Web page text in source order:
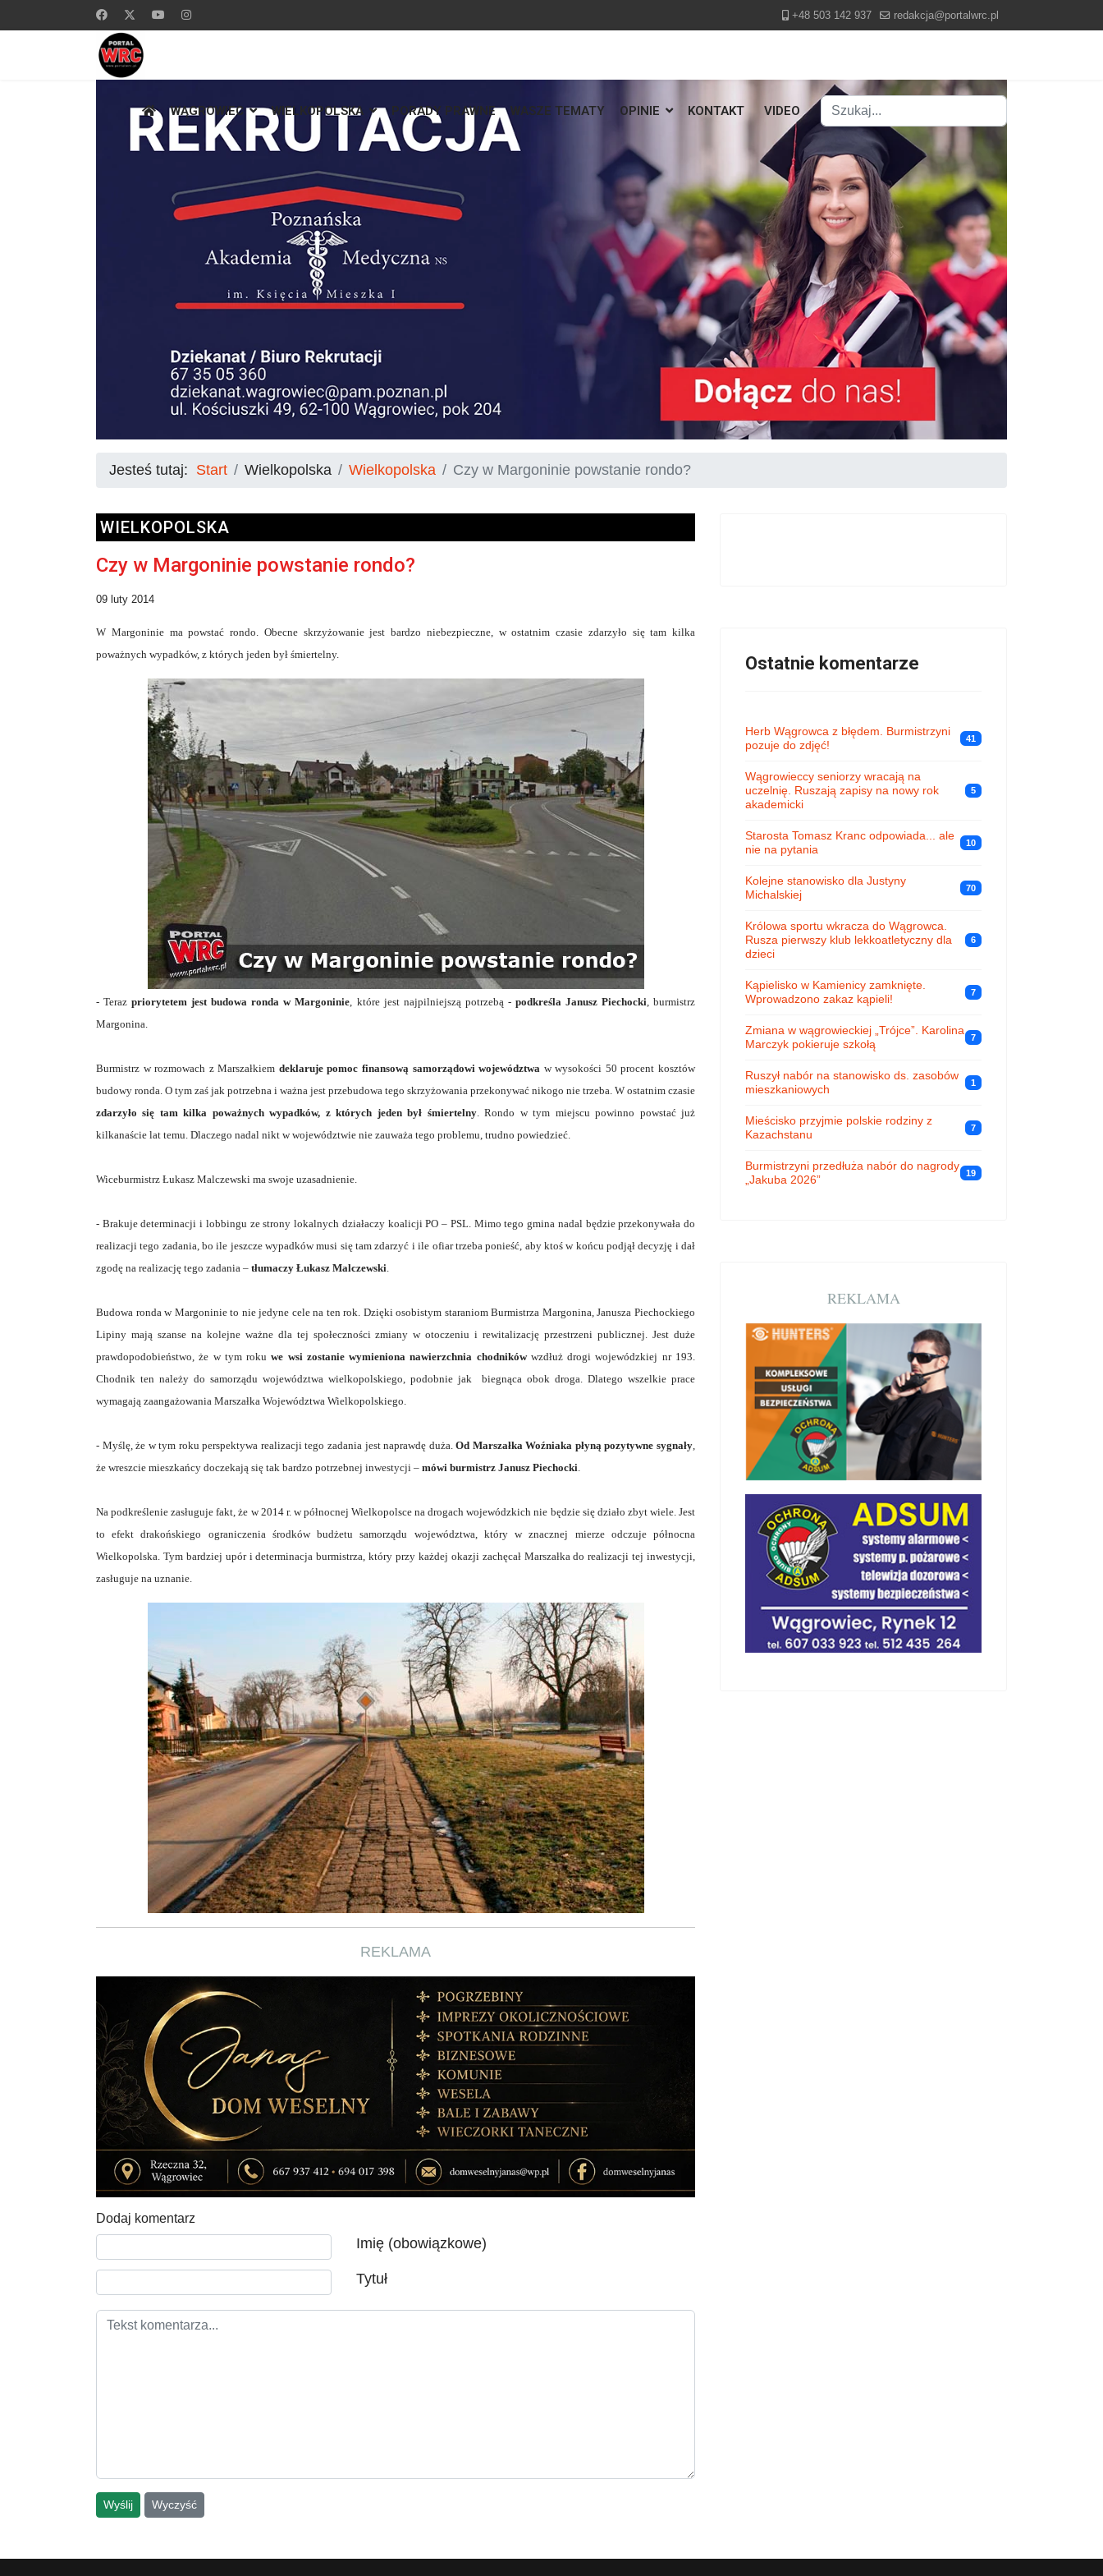
+48 503 142 937 redakcja@portalwrc.pl
WĄGROWIEC WIELKOPOLSKA PORADY PRAWNE WASZE TEMATY OPINIE KONTAKT VIDEO
Szukaj
Type 2 or more characters for results.
Jesteś tutaj: Start Wielkopolska Wielkopolska Czy w Margoninie powstanie rondo?
WIELKOPOLSKA
Czy w Margoninie powstanie rondo?
09 luty 2014
W Margoninie ma powstać rondo. Obecne skrzyżowanie jest bardzo niebezpieczne, w ostatnim czasie zdarzyło się tam kilka
poważnych wypadków, z których jeden był śmiertelny.
- Teraz priorytetem jest budowa ronda w Margoninie , które jest najpilniejszą potrzebą - podkreśla Janusz Piechocki , burmistrz
Margonina.
Burmistrz w rozmowach z Marszałkiem deklaruje pomoc finansową samorządowi województwa w wysokości 50 procent kosztów
budowy ronda. O tym zaś jak potrzebna i ważna jest przebudowa tego skrzyżowania przekonywać nikogo nie trzeba. W ostatnim czasie
zdarzyło się tam kilka poważnych wypadków, z których jeden był śmiertelny. Rondo w tym miejscu powinno powstać już
kilkanaście lat temu. Dlaczego nadal nikt w województwie nie zauważa tego problemu, trudno powiedzieć.
Wiceburmistrz Łukasz Malczewski ma swoje uzasadnienie.
- Brakuje determinacji i lobbingu ze strony lokalnych działaczy koalicji PO – PSL. Mimo tego gmina nadal będzie przekonywała do
realizacji tego zadania, bo ile jeszcze wypadków musi się tam zdarzyć i ile ofiar trzeba ponieść, aby ktoś w końcu podjął decyzję i dał
zgodę na realizację tego zadania – tłumaczy Łukasz Malczewski
Budowa ronda w Margoninie to nie jedyne cele na ten rok. Dzięki osobistym staraniom Burmistrza Margonina, Janusza Piechockiego
Lipiny mają szanse na kolejne ważne dla tej społeczności zmiany w otoczeniu i rewitalizację przestrzeni publicznej. Jest duże
prawdopodobieństwo, że w tym roku we wsi zostanie wymieniona nawierzchnia chodnikówwzdłuż drogi wojewódzkiej nr 193.
Chodnik ten należy do samorządu województwa wielkopolskiego, podobnie jak biegnąca obok droga. Dlatego wszelkie prace
wymagają zaangażowania Marszałka Województwa Wielkopolskiego.
- Myślę, że w tym roku perspektywa realizacji tego zadania jest naprawdę duża.Od Marszałka Woźniaka płyną pozytywne sygnały
że wreszcie mieszkańcy doczekają się tak bardzo potrzebnej inwestycji – mówi burmistrz Janusz Piechocki
Na podkreślenie zasługuje fakt, że w 2014 r. w północnej Wielkopolsce na drogach wojewódzkich nie będzie się działo zbyt wiele. Jest
to efekt drakońskiego ograniczenia środków budżetu samorządu województwa, który w znacznej mierze odczuje północna
Wielkopolska. Tym bardziej upór i determinacja burmistrza, który przy każdej okazji zachęcał Marszałka do realizacji tej inwestycji,
zasługuje na uznanie.
REKLAMA
Dodaj komentarz
Imię (obowiązkowe)
Tytuł
Tekst komentarza
Wyślij Wyczyść
Ostatnie komentarze
Herb Wągrowca z błędem. Burmistrzyni
pozuje do zdjęć!
41
Wągrowieccy seniorzy wracają na
uczelnię. Ruszają zapisy na nowy rok
akademicki
5
Starosta Tomasz Kranc odpowiada... ale
nie na pytania
10
Kolejne stanowisko dla Justyny
Michalskiej
70
Królowa sportu wkracza do Wągrowca.
Rusza pierwszy klub lekkoatletyczny dla
dzieci
6
Kąpielisko w Kamienicy zamknięte.
Wprowadzono zakaz kąpieli!
7
Zmiana w wągrowieckiej „Trójce”. Karolina
Marczyk pokieruje szkołą
7
Ruszył nabór na stanowisko ds. zasobów
mieszkaniowych
1
Mieścisko przyjmie polskie rodziny z
Kazachstanu
7
Burmistrzyni przedłuża nabór do nagrody
„Jakuba 2026”
19
REKLAMA